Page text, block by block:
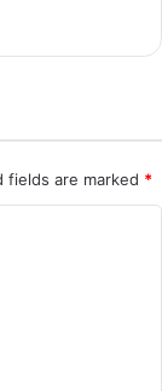
fields are marked *